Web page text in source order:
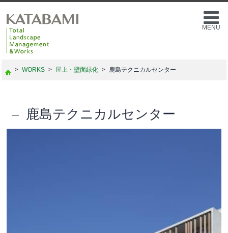
MENU
> WORKS > 屋上・壁面緑化 > 鹿島テクニカルセンター
鹿島テクニカルセンター